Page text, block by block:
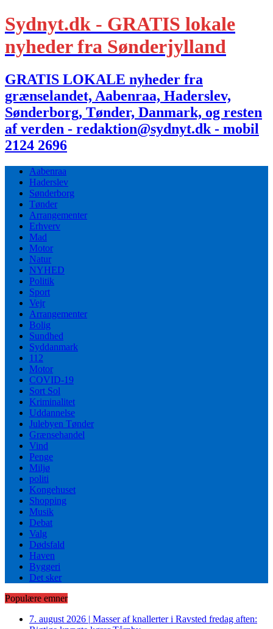
Sydnyt.dk - GRATIS lokale
nyheder fra Sønderjylland
GRATIS LOKALE nyheder fra
grænselandet, Aabenraa, Haderslev,
Sønderborg, Tønder, Danmark, og resten
af verden - redaktion@sydnyt.dk - mobil
2124 2696
Aabenraa
Haderslev
Sønderborg
Tønder
Arrangementer
Erhverv
Mad
Motor
Natur
NYHED
Politik
Sport
Vejr
Arrangementer
Bolig
Sundhed
Syddanmark
112
Motor
COVID-19
Sort Sol
Kriminalitet
Uddannelse
Julebyen Tønder
Grænsehandel
Vind
Penge
Miljø
politi
Kongehuset
Shopping
Musik
Debat
Valg
Dødsfald
Haven
Byggeri
Det sker
Populære emner
7. august 2026 | Masser af knallerter i Ravsted fredag aften: